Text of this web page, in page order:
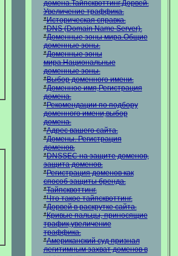
домена.Тайпсквоттинг.Дорвей.
Увеличение траффика.
*Историческая справка.
*DNS (Domain Name Server).
*Доменные зоны мира.Общие
доменные зоны.
*Доменные зоны
мира.Национальные
доменные зоны.
*Выбор доменного имени.
*Доменное имя,Регистрация
домена.
*Рекомендации по подбору
доменного имени,выбор
домена.
*Адрес вашего сайта.
*Домены. Регистрация
доменов.
*DNSSEC на защите доменов,
защита доменов.
*Регистрация доменов как
способ защиты бренда.
*Тайпсквоттинг.
*Что такое тайпсквоттинг.
*Дорвей в раскрутке сайта.
*Кривые пальцы, приносящие
трафик,увеличение
траффика.
*Американский суд признал
легитимным захват доменов в